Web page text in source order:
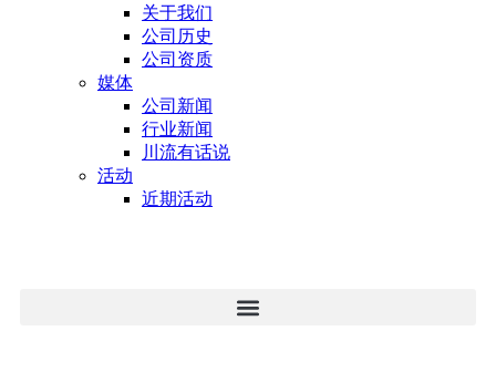
关于我们
公司历史
公司资质
媒体
公司新闻
行业新闻
川流有话说
活动
近期活动